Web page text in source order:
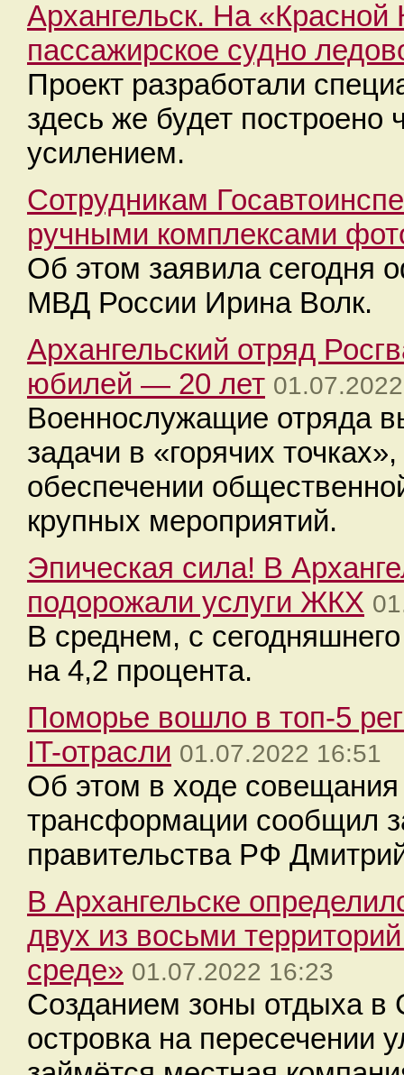
Архангельск. На
пассажирское судно
Проект разработали
здесь же будет
усилением.
Сотрудникам
ручными комплексами
Об этом заявила сегодня
МВД России Ирина Волк.
Архангельский отряд
юбилей — 20 лет
Военнослужащие отряда
задачи в «горячих
обеспечении
крупных мероприятий.
Эпическая сила! В
подорожали услуги ЖКХ
В среднем, с
на 4,2 процента.
Поморье вошло в топ-5
IT-отрасли 01.07.2022 16:51
Об этом в ходе
трансформации сообщил
правительства РФ
В Архангельске
двух из восьми
среде» 01.07.2022 16:23
Созданием зоны отдыха в
островка на пересечении